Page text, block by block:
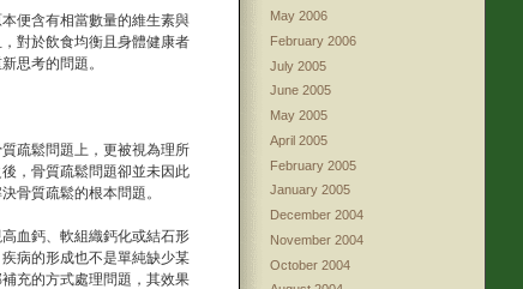
便含有相當數量的維生素與
對於飲食均衡且身體健康者
思考的問題。
疏鬆問題上，更被視為理所
，骨質疏鬆問題卻並未因此
骨質疏鬆的根本問題。
血鈣、軟組織鈣化或結石形
病的形成也不是單純缺少某
充的方式處理問題，其效果
May 2006
February 2006
July 2005
June 2005
May 2005
April 2005
February 2005
January 2005
December 2004
November 2004
October 2004